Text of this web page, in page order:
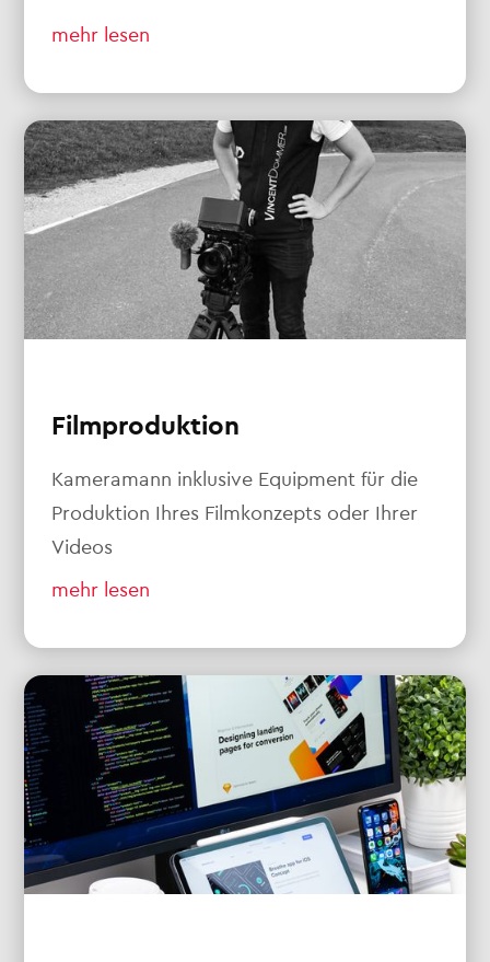
mehr lesen
Filmproduktion
Kameramann inklusive Equipment für die
Produktion Ihres Filmkonzepts oder Ihrer
Videos
mehr lesen